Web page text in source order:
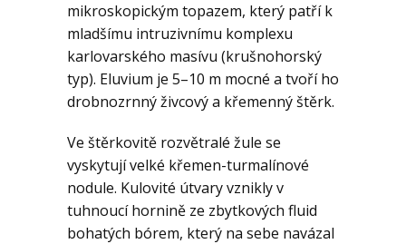
Geologie
Kontakt
mikroskopickým topazem, který patří k
mladšímu intruzivnímu komplexu
karlovarského masívu (krušnohorský
typ). Eluvium je 5–10 m mocné a tvoří ho
drobnozrnný živcový a křemenný štěrk.
Ve štěrkovitě rozvětralé žule se
vyskytují velké křemen-turmalínové
nodule. Kulovité útvary vznikly v
tuhnoucí hornině ze zbytkových fluid
bohatých bórem, který na sebe navázal